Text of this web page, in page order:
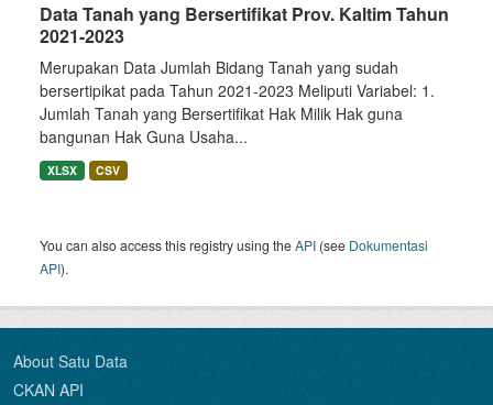
Data Tanah yang Bersertifikat Prov. Kaltim Tahun
2021-2023
Merupakan Data Jumlah Bidang Tanah yang sudah
bersertipikat pada Tahun 2021-2023 Meliputi Variabel: 1.
Jumlah Tanah yang Bersertifikat Hak Milik Hak guna
bangunan Hak Guna Usaha...
XLSX CSV
You can also access this registry using theAPI (see Dokumentasi
API).
About Satu Data
CKAN API